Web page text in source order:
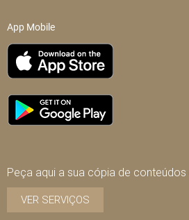
App Mobile
Peça aqui a sua cópia de conteúdos
VER SERVIÇOS